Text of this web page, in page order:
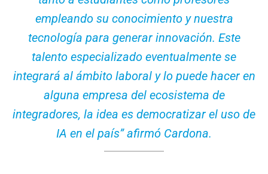
empleando su conocimiento y nuestra
tecnología para generar innovación. Este
talento especializado eventualmente se
integrará al ámbito laboral y lo puede hacer en
alguna empresa del ecosistema de
integradores, la idea es democratizar el uso de
IA en el país” afirmó Cardona.